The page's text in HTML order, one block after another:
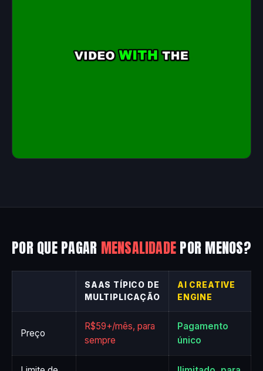
POR QUE PAGAR MENSALIDADEPOR MENOS?
SAAS TÍPICO DE
MULTIPLICAÇÃO
AI CREATIVE
ENGINE
Preço
R$59+/mês, para
sempre
Pagamento
único